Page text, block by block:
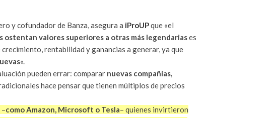
y cofundador de Banza, asegura a iProUPque «el
ostentan valores superiores a otras más legendariases
rentabilidad y ganancias a generar, ya que
«.
pueden errar: comparar nuevas compañías,
hace pensar que tienen múltiplos de precios
–como Amazon, Microsoft o Tesla– quienes invirtieron